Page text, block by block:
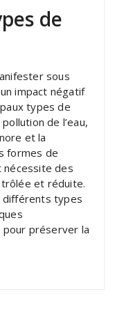
de
sous
impact négatif
types de
de l’eau,
et la
formes de
nécessite des
et réduite.
différents types
pour préserver la